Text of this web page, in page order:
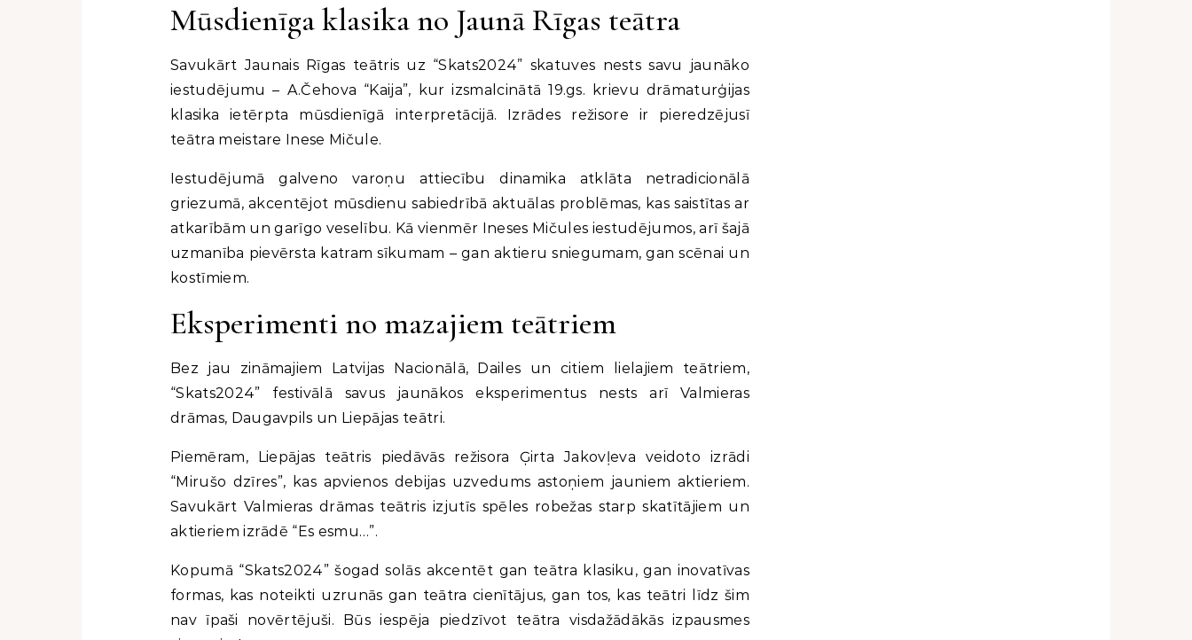
Mūsdienīga klasika no Jaunā Rīgas teātra
Savukārt Jaunais Rīgas teātris uz “Skats2024” skatuves nests savu jaunāko
iestudējumu – A.Čehova “Kaija”, kur izsmalcinātā 19.gs. krievu drāmaturģijas
klasika ietērpta mūsdienīgā interpretācijā. Izrādes režisore ir pieredzējusī
teātra meistare Inese Mičule.
Iestudējumā galveno varoņu attiecību dinamika atklāta netradicionālā
griezumā, akcentējot mūsdienu sabiedrībā aktuālas problēmas, kas saistītas ar
atkarībām un garīgo veselību. Kā vienmēr Ineses Mičules iestudējumos, arī šajā
uzmanība pievērsta katram sīkumam – gan aktieru sniegumam, gan scēnai un
kostīmiem.
Eksperimenti no mazajiem teātriem
Bez jau zināmajiem Latvijas Nacionālā, Dailes un citiem lielajiem teātriem,
“Skats2024” festivālā savus jaunākos eksperimentus nests arī Valmieras
drāmas, Daugavpils un Liepājas teātri.
Piemēram, Liepājas teātris piedāvās režisora Ģirta Jakovļeva veidoto izrādi
“Mirušo dzīres”, kas apvienos debijas uzvedums astoņiem jauniem aktieriem.
Savukārt Valmieras drāmas teātris izjutīs spēles robežas starp skatītājiem un
aktieriem izrādē “Es esmu…”.
Kopumā “Skats2024” šogad solās akcentēt gan teātra klasiku, gan inovatīvas
formas, kas noteikti uzrunās gan teātra cienītājus, gan tos, kas teātri līdz šim
nav īpaši novērtējuši. Būs iespēja piedzīvot teātra visdažādākās izpausmes